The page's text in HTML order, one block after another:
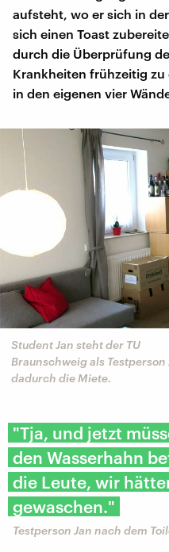
aufsteht, wo er sich in
sich einen Toast
durch die Überprüfung
Krankheiten frühzeitig
in den eigenen vier
Student Jan steht der TU
Braunschweig als
dadurch die Miete.
"Tja, und jetzt
den Wasserhahn
die Leute, wir
gewaschen."
Testperson Jan nach dem